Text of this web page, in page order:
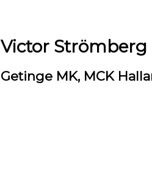
Victor Strömberg
Getinge MK, MCK